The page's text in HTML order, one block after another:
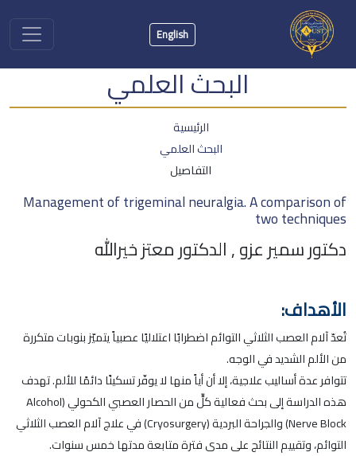
English
البحث العلمي
الرئيسية
البحث العلمي
التفاصيل
Management of trigeminal neuralgia. A comparison of
two techniques
دكتور سمير عزو , الدكتور معتز خيرالله
الأهداف:
تُعدّ آلام العصب الثلاثي التوائم اضطرابًا اعتلاليًا عصبياً يتميّز بنوبات متكررة
من الألم الشديد في الوجه.
تتوافر عدة أساليب علاجية، إلا أن أياً منها لا يوفّر تسكينًا دائمًا للألم. تهدف
هذه الدراسة إلى بحث فعالية كلٍّ من الحصار العصبي الكحولي (Alcohol
Nerve Block) والجراحة البردية (Cryosurgery) في علاج آلام العصب الثلاثي
التوائم، وتقييم النتائج على مدى فترة متابعة مدتها خمس سنوات.